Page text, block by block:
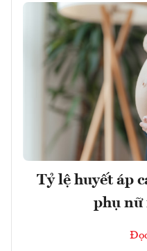
Tỷ lệ huyết áp
phụ nữ